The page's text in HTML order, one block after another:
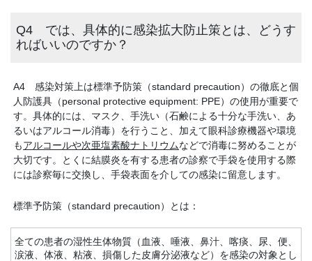
Q4 では、具体的に感染拡大防止策とは、どうす
ればいいのですか？
A4 感染対策上は標準予防策（standard precaution）の徹底と個
人防護具（personal protective equipment: PPE）の使用が重要で
す。具体的には、マスク、手洗い（石鹸による十分な手洗い、あ
るいはアルコール消毒）を行うこと、加えて眼科診療機器や環境
もアルコールや次亜塩素酸ナトリウムなどで消毒に努めることが
大切です。とくに結膜炎を有する患者の診察で手袋を使用する際
には診察毎に交換し、手袋表面を介しての感染に留意します。
標準予防策（standard precaution）とは：
全ての患者の湿性生体物質（血液、唾液、鼻汁、喀痰、尿、便、
涙液、体液、粘液、損傷した皮膚分泌液など）を感染の対象とし